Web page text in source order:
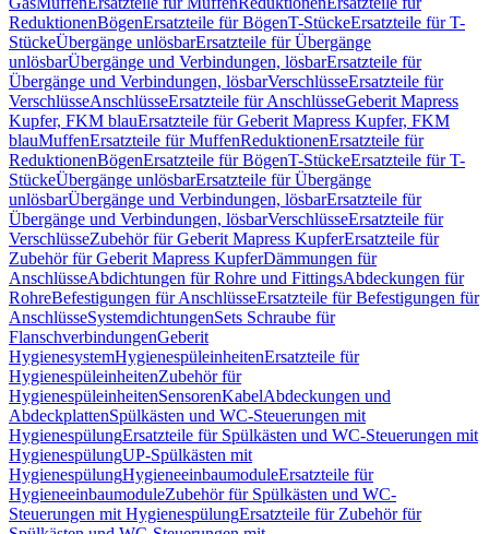
ReduktionenBögenErsatzteile für BögenT-StückeErsatzteile für T-
StückeÜbergänge unlösbarErsatzteile für Übergänge
unlösbarÜbergänge und Verbindungen, lösbarErsatzteile für
Übergänge und Verbindungen, lösbarVerschlüsseErsatzteile für
VerschlüsseAnschlüsseErsatzteile für AnschlüsseGeberit Mapress
Kupfer, FKM blauErsatzteile für Geberit Mapress Kupfer, FKM
blauMuffenErsatzteile für MuffenReduktionenErsatzteile für
ReduktionenBögenErsatzteile für BögenT-StückeErsatzteile für T-
StückeÜbergänge unlösbarErsatzteile für Übergänge
unlösbarÜbergänge und Verbindungen, lösbarErsatzteile für
Übergänge und Verbindungen, lösbarVerschlüsseErsatzteile für
VerschlüsseZubehör für Geberit Mapress KupferErsatzteile für
Zubehör für Geberit Mapress KupferDämmungen für
AnschlüsseAbdichtungen für Rohre und FittingsAbdeckungen für
RohreBefestigungen für AnschlüsseErsatzteile für Befestigungen für
AnschlüsseSystemdichtungenSets Schraube für
FlanschverbindungenGeberit
HygienesystemHygienespüleinheitenErsatzteile für
HygienespüleinheitenZubehör für
HygienespüleinheitenSensorenKabelAbdeckungen und
AbdeckplattenSpülkästen und WC-Steuerungen mit
HygienespülungErsatzteile für Spülkästen und WC-Steuerungen mit
HygienespülungUP-Spülkästen mit
HygienespülungHygieneeinbaumoduleErsatzteile für
HygieneeinbaumoduleZubehör für Spülkästen und WC-
Steuerungen mit HygienespülungErsatzteile für Zubehör für